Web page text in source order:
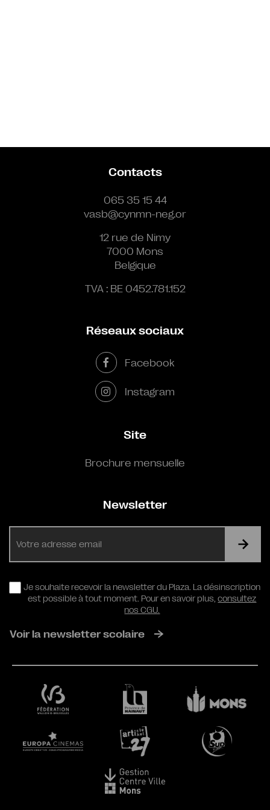
Contacts
065 35 15 44
vasb@cynmn-neg.or
12 rue de Nimy
7000 Mons
Belgique
TVA : BE 0452.781.152
Réseaux sociaux
Facebook
Instagram
Site
Brochure mensuelle
Newsletter
RGPD
Je souhaite recevoir la newsletter du Plaza. La désinscription
est possible à tout moment. Pour en savoir plus,consultez
nos CGU.
Voir la newsletter scolaire